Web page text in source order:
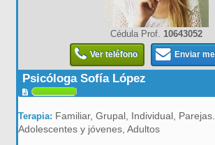
Cédula Prof. 10643052
Ver teléfono Enviar
Psicóloga Sofía López
Terapia: Familiar, Grupal, Individual,
Adolescentes y jóvenes, Adultos